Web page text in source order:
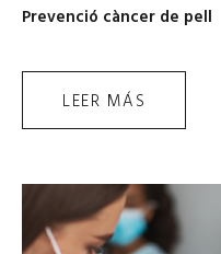
Prevenció càncer de pell
LEER MÁS